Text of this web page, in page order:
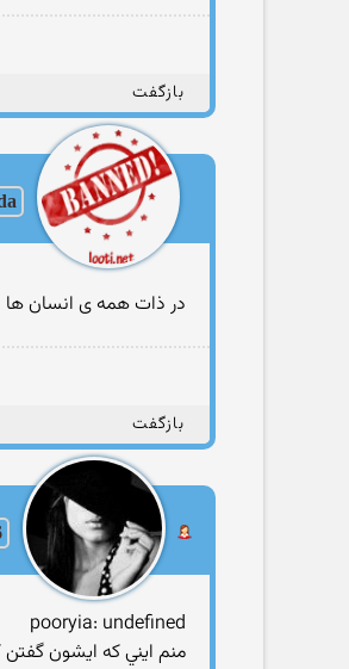
بازگفت
در ذات همه ی انسان ها
بازگفت
pooryia: undefined
منم ايني که ايشون گفتن